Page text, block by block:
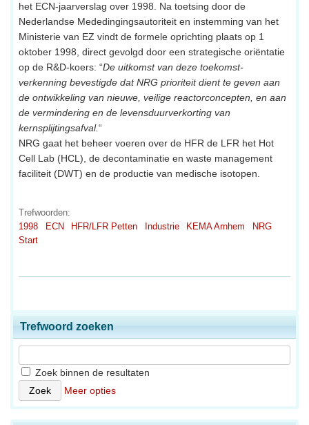
het ECN-jaarverslag over 1998. Na toetsing door de
Nederlandse Mededingingsautoriteit en instemming van het
Ministerie van EZ vindt de formele oprichting plaats op 1
oktober 1998, direct gevolgd door een strategische oriëntatie
op de R&D-koers: “De uitkomst van deze toekomst-
verkenning bevestigde dat NRG prioriteit dient te geven aan
de ontwikkeling van nieuwe, veilige reactorconcepten, en aan
de vermindering en de levensduurverkorting van
kernsplijtingsafval.“
NRG gaat het beheer voeren over de HFR de LFR het Hot
Cell Lab (HCL), de decontaminatie en waste management
faciliteit (DWT) en de productie van medische isotopen.
Trefwoorden:
1998
ECN HFR/LFR Petten Industrie KEMA Arnhem
NRG
Start
Trefwoord zoeken
Zoek binnen de resultaten
Meer opties